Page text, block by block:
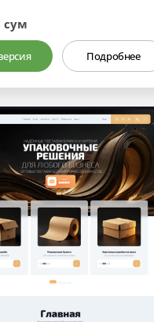
сум
Подробнее